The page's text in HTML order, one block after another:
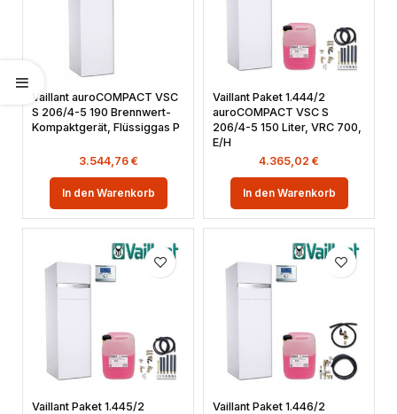
Vaillant auroCOMPACT VSC
S 206/4-5 190 Brennwert-
Kompaktgerät, Flüssiggas P
3.544,76 €
In den Warenkorb
Vaillant Paket 1.444/2
auroCOMPACT VSC S
206/4-5 150 Liter, VRC 700,
E/H
4.365,02 €
In den Warenkorb
Vaillant Paket 1.445/2
Vaillant Paket 1.446/2